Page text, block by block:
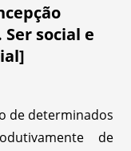
social e
de determinados
de